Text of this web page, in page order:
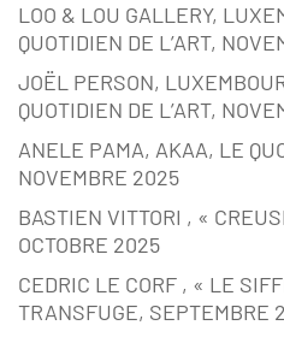
LOO & LOU GALLERY,
QUOTIDIEN DE L’ART,
JOËL PERSON,
QUOTIDIEN DE L’ART,
ANELE PAMA, AKAA, LE
NOVEMBRE 2025
BASTIEN VITTORI , «
OCTOBRE 2025
CEDRIC LE CORF , « LE
TRANSFUGE, SEPTEMBRE